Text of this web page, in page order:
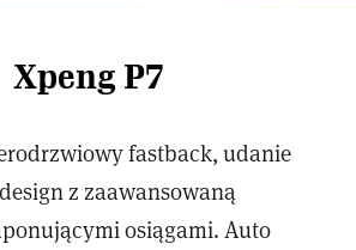
Xpeng P7
fastback, udanie
z zaawansowaną
osiągami. Auto